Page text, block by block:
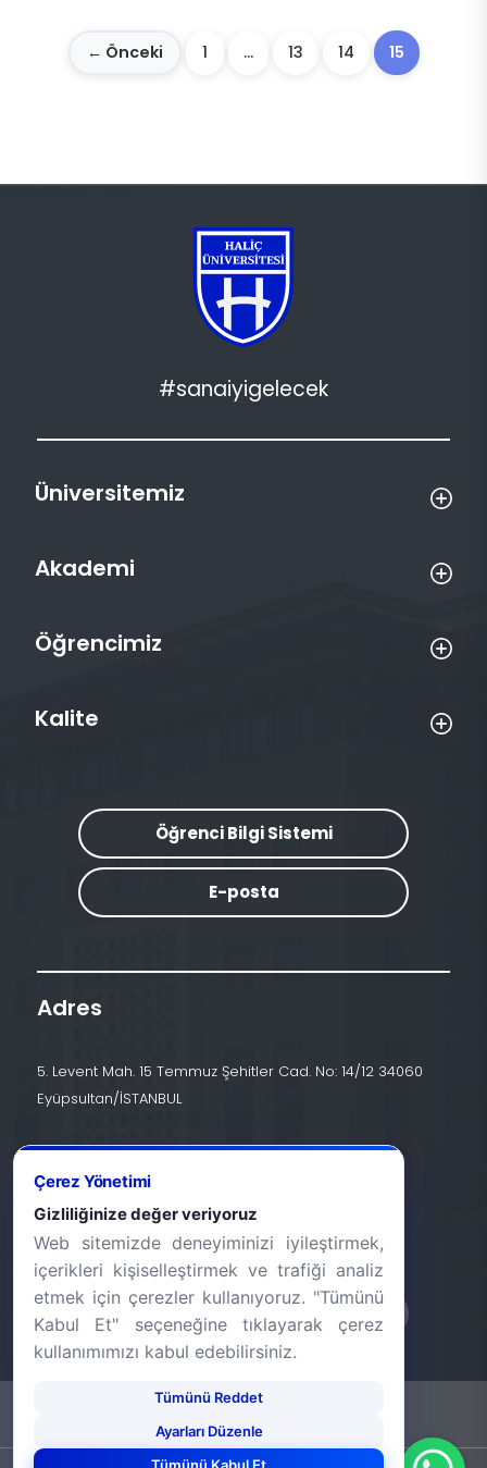
← Önceki 1 … 13 14 15
#sanaiyigelecek
Üniversitemiz
Akademi
Öğrencimiz
Kalite
Öğrenci Bilgi Sistemi
E-posta
Adres
5. Levent Mah. 15 Temmuz Şehitler Cad. No: 14/12 34060
Eyüpsultan/İSTANBUL
+90 (212) 924 24 44
info@halic.edu.tr
Çerez Yönetimi
Gizliliğinize değer veriyoruz
Web sitemizde deneyiminizi iyileştirmek,
içerikleri kişiselleştirmek ve trafiği analiz
etmek için çerezler kullanıyoruz. "Tümünü
Kabul Et" seçeneğine tıklayarak çerez
kullanımımızı kabul edebilirsiniz.
Tümünü Reddet
Ayarları Düzenle